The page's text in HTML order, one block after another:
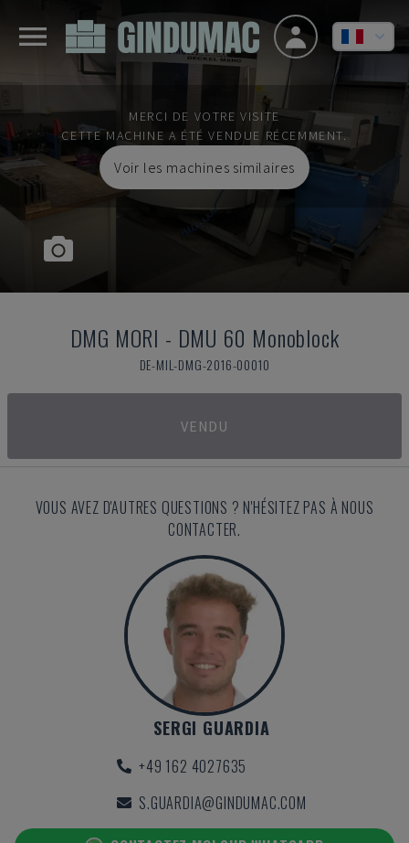
MERCI DE VOTRE VISITE
CETTE MACHINE A ÉTÉ VENDUE RÉCEMMENT.
Voir les machines similaires
DMG MORI - DMU 60 Monoblock
DE-MIL-DMG-2016-00010
VENDU
VOUS AVEZ D'AUTRES QUESTIONS ? N'HÉSITEZ PAS À NOUS
CONTACTER.
SERGI GUARDIA
+49 162 4027635
S.GUARDIA@GINDUMAC.COM